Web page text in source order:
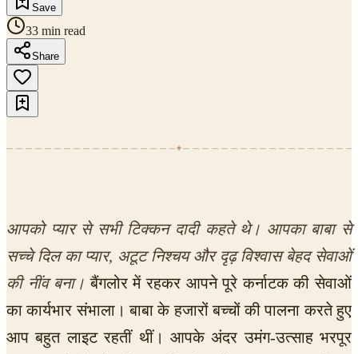
Save
33 min read
Share
✦
आपको प्यार से सभी टिक्कन दादी कहते थे। आपका बाबा से
सच्चे दिल का प्यार, अटूट निश्चय और दृढ़ विश्वास बेहद सेवाओं
की नींव बना।बैंगलोर में रहकर आपने पूरे कर्नाटक की सेवाओं
का कार्यभार संभाला। बाबा के हजारों बच्चों की पालना करते हुए
आप बहुत लाइट रहतीं थीं। आपके अंदर उमंग-उत्साह भरपूर